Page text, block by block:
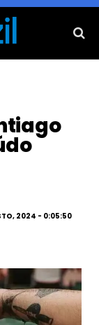
2024 - 0:05:50